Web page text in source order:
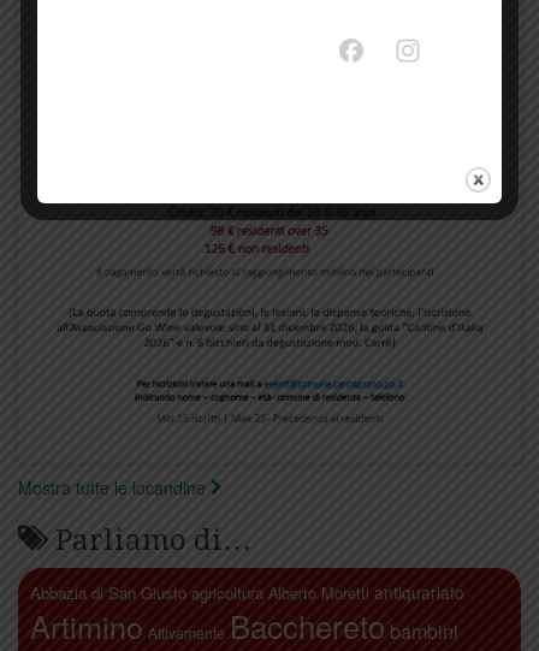
Mostra tutte le locandine
Parliamo di…
Abbazia di San Giusto agricoltura Alberto Moretti antiquariato
Artimino Attivamente Bacchereto bambini